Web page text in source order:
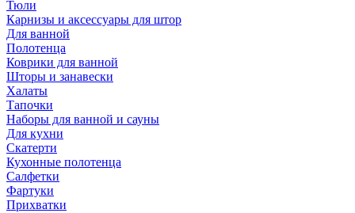
Тюли
Карнизы и аксессуары для штор
Для ванной
Полотенца
Коврики для ванной
Шторы и занавески
Халаты
Тапочки
Наборы для ванной и сауны
Для кухни
Скатерти
Кухонные полотенца
Салфетки
Фартуки
Прихватки